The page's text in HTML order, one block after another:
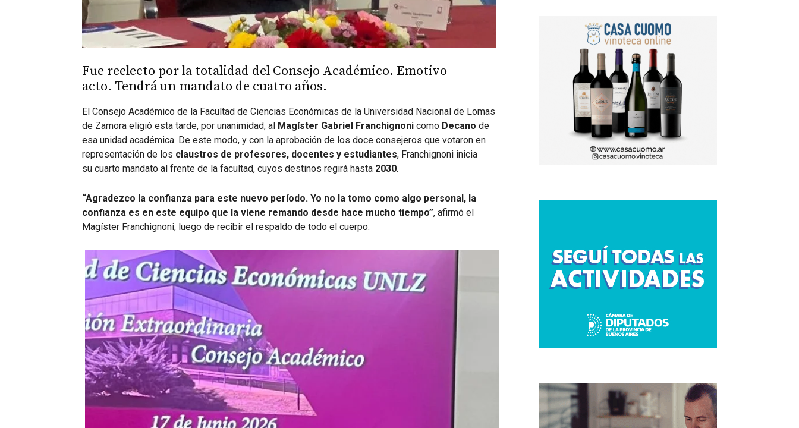
Fue reelecto por la totalidad del Consejo Académico. Emotivo
acto. Tendrá un mandato de cuatro años.
El Consejo Académico de la Facultad de Ciencias Económicas de la Universidad Nacional de Lomas
de Zamora eligió esta tarde, por unanimidad, al Magíster Gabriel Franchignoni como Decano de
esa unidad académica. De este modo, y con la aprobación de los doce consejeros que votaron en
representación de los claustros de profesores, docentes y estudiantes, Franchignoni inicia
su cuarto mandato al frente de la facultad, cuyos destinos regirá hasta 2030.
“Agradezco la confianza para este nuevo período. Yo no la tomo como algo personal, la
confianza es en este equipo que la viene remando desde hace mucho tiempo”, afirmó el
Magíster Franchignoni, luego de recibir el respaldo de todo el cuerpo.